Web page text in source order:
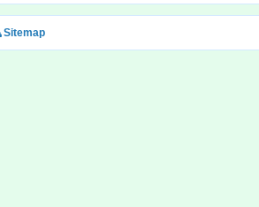
Sitemap